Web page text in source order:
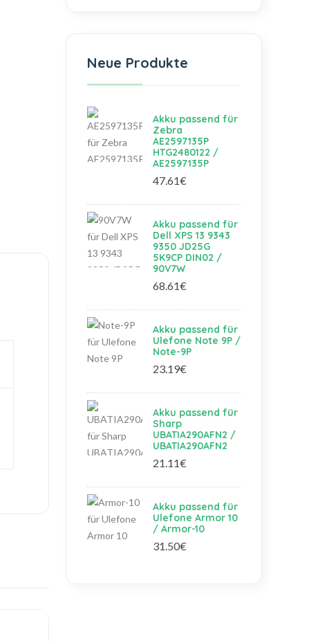
Neue Produkte
Akku passend für
Zebra
AE2597135P
HTG2480122 /
AE2597135P
47.61€
Akku passend für
Dell XPS 13 9343
9350 JD25G
5K9CP DIN02 /
90V7W
68.61€
Akku passend für
Ulefone Note 9P /
Note-9P
23.19€
Akku passend für
Sharp
UBATIA290AFN2 /
UBATIA290AFN2
21.11€
Akku passend für
Ulefone Armor 10
/ Armor-10
31.50€